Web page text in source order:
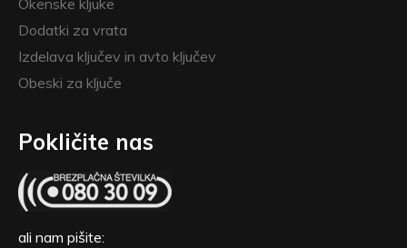
Okenske kljuke
Dodatki za vrata
Izdelava ključev in avto ključev
Obeski za ključe
Pokličite nas
ali nam pišite: